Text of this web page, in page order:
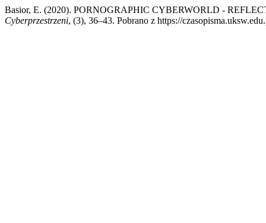
Basior, E. (2020). PORNOGRAPHIC CYBERWORLD -
Cyberprzestrzeni, (3), 36–43. Pobrano z https://